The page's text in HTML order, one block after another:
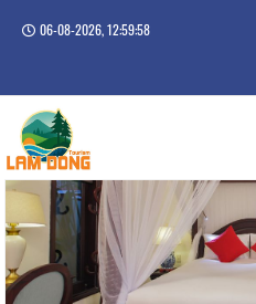
06-08-2026, 12:59:58